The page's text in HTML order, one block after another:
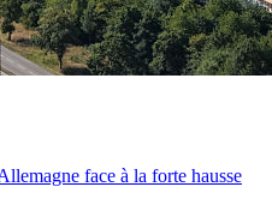
face à la forte hausse